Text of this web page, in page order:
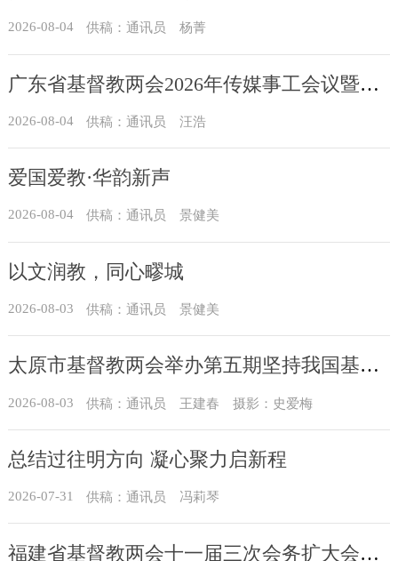
2026-08-04 供稿：通讯员 杨菁
广东省基督教两会2026年传媒事工会议暨通讯员培训班在广州举办
2026-08-04 供稿：通讯员 汪浩
爱国爱教·华韵新声
2026-08-04 供稿：通讯员 景健美
以文润教，同心疁城
2026-08-03 供稿：通讯员 景健美
太原市基督教两会举办第五期坚持我国基督教中国化方向实践能力专题培训
2026-08-03 供稿：通讯员 王建春 摄影：史爱梅
总结过往明方向 凝心聚力启新程
2026-07-31 供稿：通讯员 冯莉琴
福建省基督教两会十一届三次会务扩大会议在榕召开